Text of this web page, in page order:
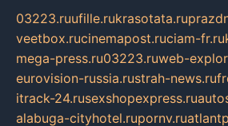
03223.ruufille.rukrasotata.ru
veetbox.rucinemapost.ruciam-fr.ru
mega-press.ru03223.ruweb-
eurovision-russia.rustrah-news.ru
itrack-24.rusexshopexpress.ru
alabuga-cityhotel.rupornv.ru